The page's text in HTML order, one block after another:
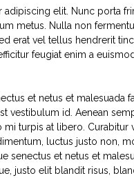
adipiscing elit. Nunc porta
metus. Nulla non
erat vel tellus hendrerit
feugiat enim a
et netus et malesuada
vestibulum id. Aenean
turpis at libero. Curabitur
luctus justo non,
senectus et netus et
justo elit blandit risus,